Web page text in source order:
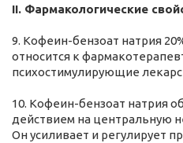
II. Фармакологические
9. Кофеин-бензоат натрия
относится к
психостимулирующие
10. Кофеин-бензоат натрия
действием на центральную
Он усиливает и регулирует